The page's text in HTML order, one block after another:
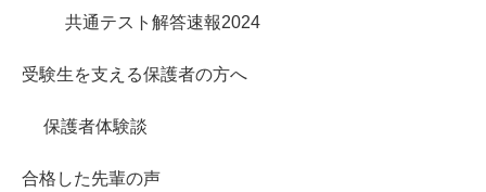
共通テスト解答速報2024
受験生を支える保護者の方へ
保護者体験談
合格した先輩の声